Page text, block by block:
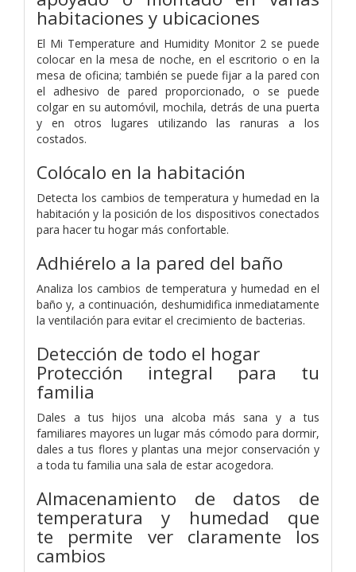
habitaciones y ubicaciones
El Mi Temperature and Humidity Monitor 2 se puede
colocar en la mesa de noche, en el escritorio o en la
mesa de oficina; también se puede fijar a la pared con
el adhesivo de pared proporcionado, o se puede
colgar en su automóvil, mochila, detrás de una puerta
y en otros lugares utilizando las ranuras a los
costados.
Colócalo en la habitación
Detecta los cambios de temperatura y humedad en la
habitación y la posición de los dispositivos conectados
para hacer tu hogar más confortable.
Adhiérelo a la pared del baño
Analiza los cambios de temperatura y humedad en el
baño y, a continuación, deshumidifica inmediatamente
la ventilación para evitar el crecimiento de bacterias.
Detección de todo el hogar
Protección integral para tu
familia
Dales a tus hijos una alcoba más sana y a tus
familiares mayores un lugar más cómodo para dormir,
dales a tus flores y plantas una mejor conservación y
a toda tu familia una sala de estar acogedora.
Almacenamiento de datos de
temperatura y humedad que
te permite ver claramente los
cambios